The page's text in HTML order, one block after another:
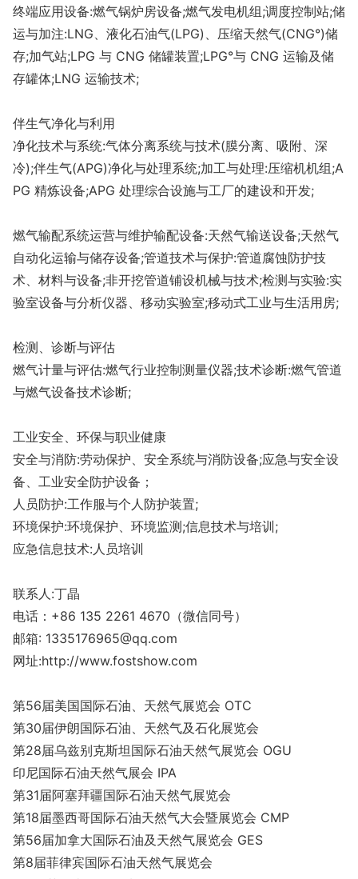
终端应用设备:燃气锅炉房设备;燃气发电机组;调度控制站;储
运与加注:LNG、液化石油气(LPG)、压缩天然气(CNG°)储
存;加气站;LPG 与 CNG 储罐装置;LPG°与 CNG 运输及储
存罐体;LNG 运输技术;
伴生气净化与利用
净化技术与系统:气体分离系统与技术(膜分离、吸附、深
冷);伴生气(APG)净化与处理系统;加工与处理:压缩机机组;A
PG 精炼设备;APG 处理综合设施与工厂的建设和开发;
燃气输配系统运营与维护输配设备:天然气输送设备;天然气
自动化运输与储存设备;管道技术与保护:管道腐蚀防护技
术、材料与设备;非开挖管道铺设机械与技术;检测与实验:实
验室设备与分析仪器、移动实验室;移动式工业与生活用房;
检测、诊断与评估
燃气计量与评估:燃气行业控制测量仪器;技术诊断:燃气管道
与燃气设备技术诊断;
工业安全、环保与职业健康
安全与消防:劳动保护、安全系统与消防设备;应急与安全设
备、工业安全防护设备；
人员防护:工作服与个人防护装置;
环境保护:环境保护、环境监测;信息技术与培训;
应急信息技术:人员培训
联系人:丁晶
电话：+86 135 2261 4670（微信同号）
邮箱: 1335176965@qq.com
网址:http://www.fostshow.com
第56届美国国际石油、天然气展览会 OTC
第30届伊朗国际石油、天然气及石化展览会
第28届乌兹别克斯坦国际石油天然气展览会 OGU
印尼国际石油天然气展会 IPA
第31届阿塞拜疆国际石油天然气展览会
第18届墨西哥国际石油天然气大会暨展览会 CMP
第56届加拿大国际石油及天然气展览会 GES
第8届菲律宾国际石油天然气展览会